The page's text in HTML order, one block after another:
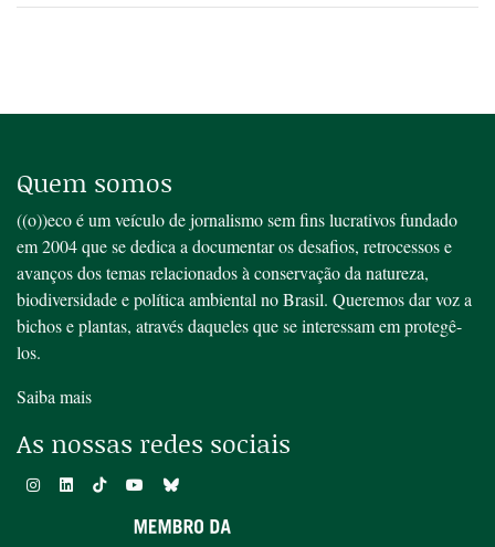
Quem somos
((o))eco é um veículo de jornalismo sem fins lucrativos fundado
em 2004 que se dedica a documentar os desafios, retrocessos e
avanços dos temas relacionados à conservação da natureza,
biodiversidade e política ambiental no Brasil. Queremos dar voz a
bichos e plantas, através daqueles que se interessam em protegê-
los.
Saiba mais
As nossas redes sociais